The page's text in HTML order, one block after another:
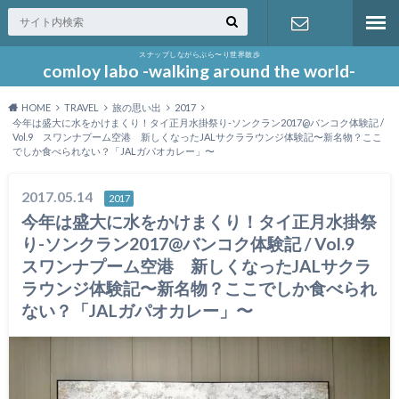
スナップしながらぶら〜り世界散歩
comloy labo -walking around the world-
お問い合わ
HOME TRAVEL 旅の思い出
2017
今年は盛大に水をかけまくり！タイ正月水掛祭り-ソンクラン2017@バンコク体験記 /
Vol.9 スワンナプーム空港 新しくなったJALサクララウンジ体験記〜新名物？ここ
でしか食べられない？「JALガパオカレー」〜
2017.05.14 2017
今年は盛大に水をかけまくり！タイ正月水掛祭
り-ソンクラン2017@バンコク体験記 / Vol.9
スワンナプーム空港 新しくなったJALサクラ
ラウンジ体験記〜新名物？ここでしか食べられ
ない？「JALガパオカレー」〜